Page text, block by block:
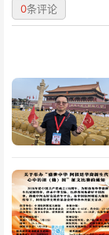
0条评论